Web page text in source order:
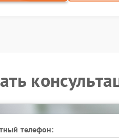
телефон: